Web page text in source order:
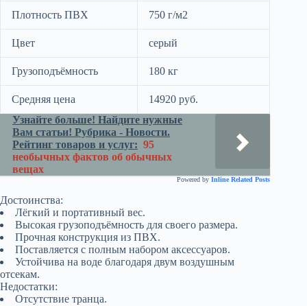
Плотность ПВХ 750 г/м2
Цвет серый
Грузоподъёмность 180 кг
Средняя цена
14920 руб.
Узнайте больше! Найдите нужные
Вам статьи! Рубрика - Новости.
Рейтинг товаров и услуг: 95
необычных фактов об обычных
вещах
Powered by Inline Related Posts
Достоинства:
Лёгкий и портативный вес.
Высокая грузоподъёмность для своего размера.
Прочная конструкция из ПВХ.
Поставляется с полным набором аксессуаров.
Устойчива на воде благодаря двум воздушным
отсекам.
Недостатки:
Отсутствие транца.